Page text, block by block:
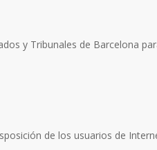
y Tribunales de Barcelona
de los usuarios de